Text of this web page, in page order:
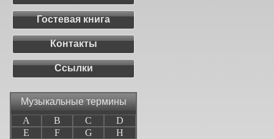
Гостевая книга
Контакты
Ссылки
Музыкальные термины
A
B C
D
E
F G
H